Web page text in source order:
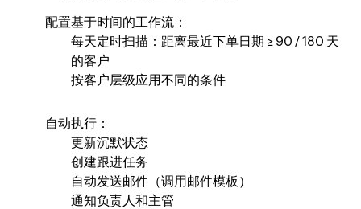
配置基于时间的工作流：
每天定时扫描：距离最近下单日期 ≥ 90 / 180 天
的客户
按客户层级应用不同的条件
自动执行：
更新沉默状态
创建跟进任务
自动发送邮件（调用邮件模板）
通知负责人和主管